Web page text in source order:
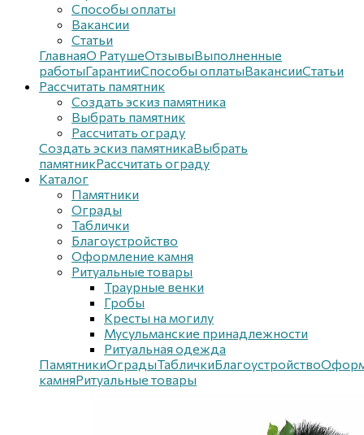
Способы оплаты
Вакансии
Статьи
ГлавнаяО РатушеОтзывыВыполненные
работыГарантииСпособы оплатыВакансииСтатьи
Рассчитать памятник
Создать эскиз памятника
Выбрать памятник
Рассчитать ограду
Создать эскиз памятникаВыбрать
памятникРассчитать ограду
Каталог
Памятники
Ограды
Таблички
Благоустройствo
Оформление камня
Ритуальные товары
Траурные венки
Гробы
Кресты на могилу
Мусульманские принадлежности
Ритуальная одежда
ПамятникиОградыТабличкиБлагоустройствo
камняРитуальные товары